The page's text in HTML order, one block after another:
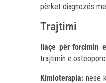
përket diagnozës
Trajtimi
Ilaçe për forcimin
trajtimin e
Kimioterapia: nëse